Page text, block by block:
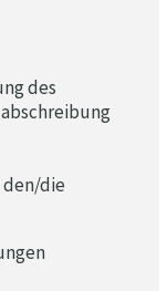
des
die